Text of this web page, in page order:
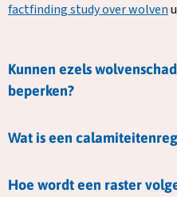
factfinding study over wolven
Kunnen ezels
beperken?
Wat is een
Hoe wordt een raster